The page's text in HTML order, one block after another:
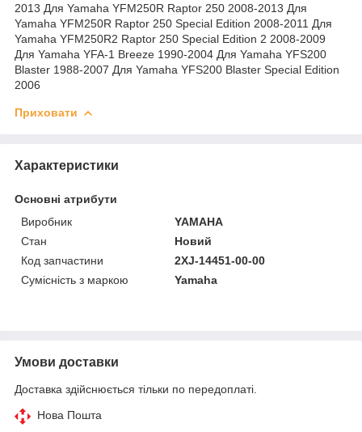
2013 Для Yamaha YFM250R Raptor 250 2008-2013 Для
Yamaha YFM250R Raptor 250 Special Edition 2008-2011 Для
Yamaha YFM250R2 Raptor 250 Special Edition 2 2008-2009
Для Yamaha YFA-1 Breeze 1990-2004 Для Yamaha YFS200
Blaster 1988-2007 Для Yamaha YFS200 Blaster Special Edition
2006
Приховати
Характеристики
Основні атрибути
Виробник
YAMAHA
Стан
Новий
Код запчастини
2XJ-14451-00-00
Сумісність з маркою
Yamaha
Умови доставки
Доставка здійснюється тільки по передоплаті.
Нова Пошта